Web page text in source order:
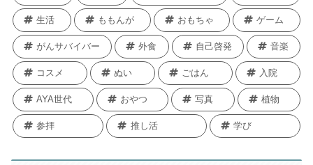
生活 ももんが おもちゃ ゲーム
がんサバイバー 外食 自己啓発 音楽
コスメ ぬい ごはん 入院
AYA世代 おやつ 写真 植物
参拝 推し活 学び